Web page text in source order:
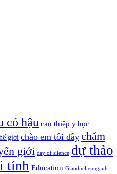
có hậu can thiệp y học
giới chào em tôi đây chăm
giới day of silence dự thảo
tính Education Giaoducliennganh